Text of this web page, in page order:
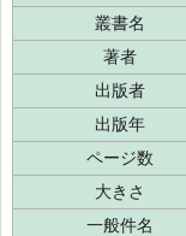
叢書名
著者
出版者
出版年
ページ数
大きさ
一般件名